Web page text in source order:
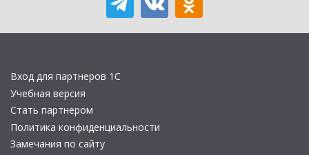
Вход для партнеров 1С
Учебная версия
Стать партнером
Политика конфиденциальности
Замечания по сайту